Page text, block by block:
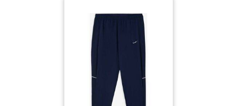
rendu fluide, facile à porter